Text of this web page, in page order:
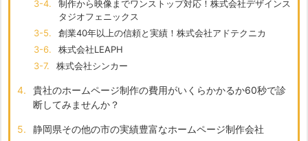
3-4.
制作から映像までワンストップ対応！株式会社デザインス
タジオフェニックス
3-5.
創業40年以上の信頼と実績！株式会社アドテクニカ
3-6.
株式会社LEAPH
3-7.
株式会社シンカー
4.
貴社のホームページ制作の費用がいくらかかるか60秒で診
断してみませんか？
5. 静岡県その他の市の実績豊富なホームページ制作会社